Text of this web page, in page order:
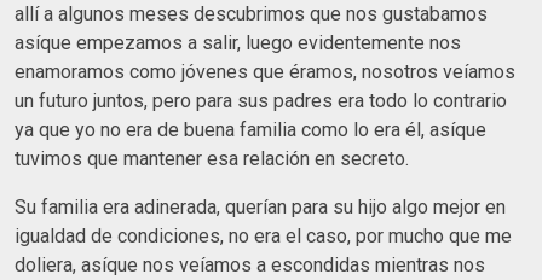
allí a algunos meses descubrimos que nos gustabamos
asíque empezamos a salir, luego evidentemente nos
enamoramos como jóvenes que éramos, nosotros veíamos
un futuro juntos, pero para sus padres era todo lo contrario
ya que yo no era de buena familia como lo era él, asíque
tuvimos que mantener esa relación en secreto.
Su familia era adinerada, querían para su hijo algo mejor en
igualdad de condiciones, no era el caso, por mucho que me
doliera, asíque nos veíamos a escondidas mientras nos